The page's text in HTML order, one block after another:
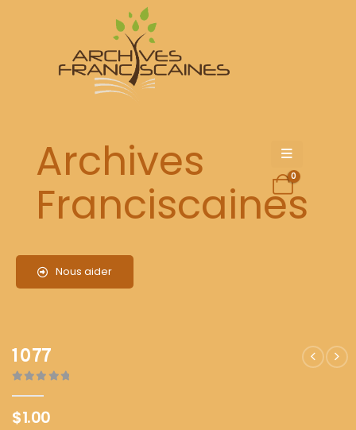
Archives
Franciscaines
Nous aider
0
1077
$1.00